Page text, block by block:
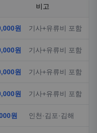
비고
원 기사+유류비 포함
원 기사+유류비 포함
원 기사+유류비 포함
원 기사+유류비 포함
원 인천·김포·김해